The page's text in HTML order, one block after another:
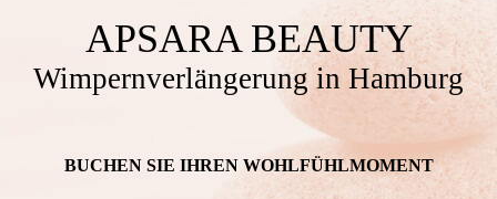
APSARA BEAUTY
Wimpernverlängerung in Hamburg
BUCHEN SIE IHREN WOHLFÜHL­MOMENT